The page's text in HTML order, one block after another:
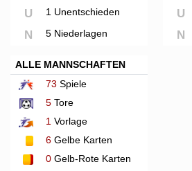
U 1 Unentschieden
N 5 Niederlagen
U
N
ALLE MANNSCHAFTEN
73 Spiele
5 Tore
1 Vorlage
6 Gelbe Karten
0 Gelb-Rote Karten